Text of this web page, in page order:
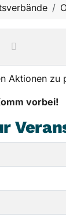
Aktionen zu
vorbei!